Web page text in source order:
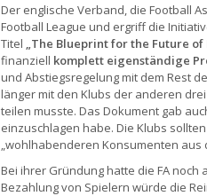
Der englische Verband, die Football
Football League und ergriff die
Titel „The Blueprint for the Future of
finanziell komplett eigenständige
und Abstiegsregelung mit dem Rest
länger mit den Klubs der anderen
teilen musste. Das Dokument gab
einzuschlagen habe. Die Klubs
„wohlhabenderen Konsumenten aus
Bei ihrer Gründung hatte die FA
Bezahlung von Spielern würde die